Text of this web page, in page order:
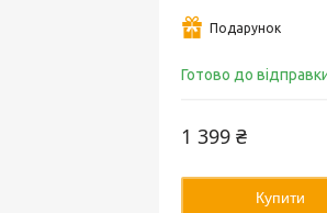
Подарунок
Готово до
1 399 ₴
Купити